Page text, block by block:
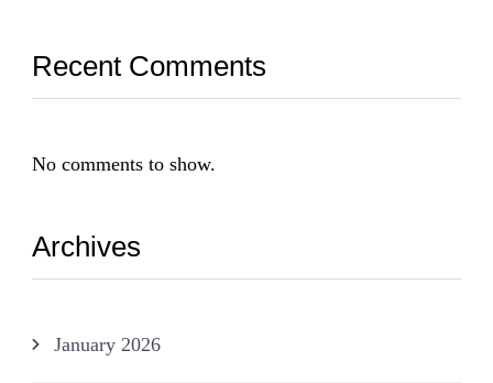
Recent Comments
No comments to show.
Archives
January 2026